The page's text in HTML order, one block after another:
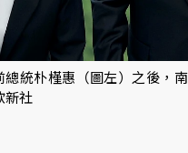
總統朴槿惠（圖左）之後，
新社